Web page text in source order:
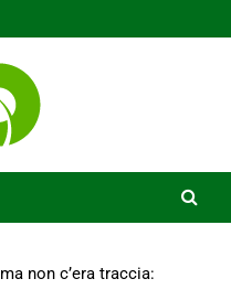
non c’era traccia: